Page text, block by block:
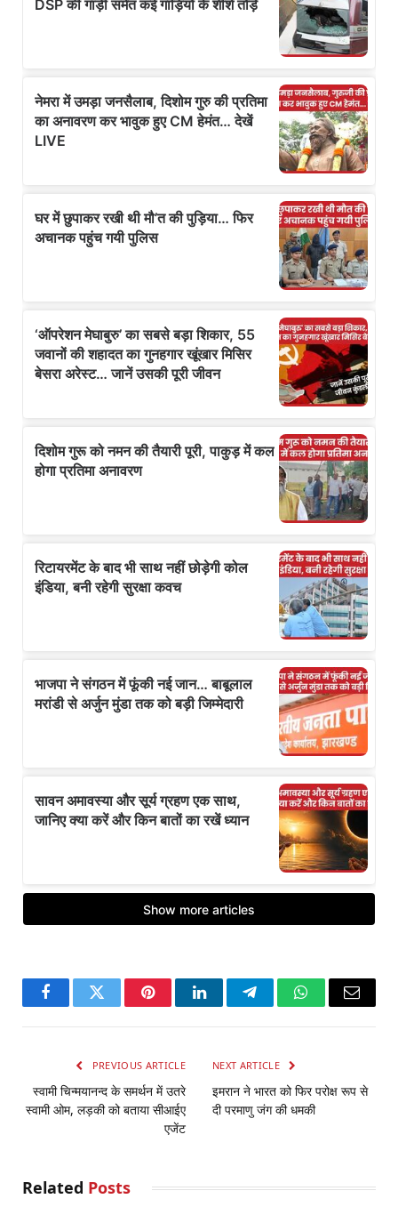
FacebookTwitter PinterestLinkedInTelegramWhatsApp
Email
PREVIOUS ARTICLE
स्वामी चिन्मयानन्द के समर्थन में उतरे
स्वामी ओम, लड़की को बताया सीआईए
एजेंट
NEXT ARTICLE
इमरान ने भारत को फिर परोक्ष रूप से
दी परमाणु जंग की धमकी
Related Posts